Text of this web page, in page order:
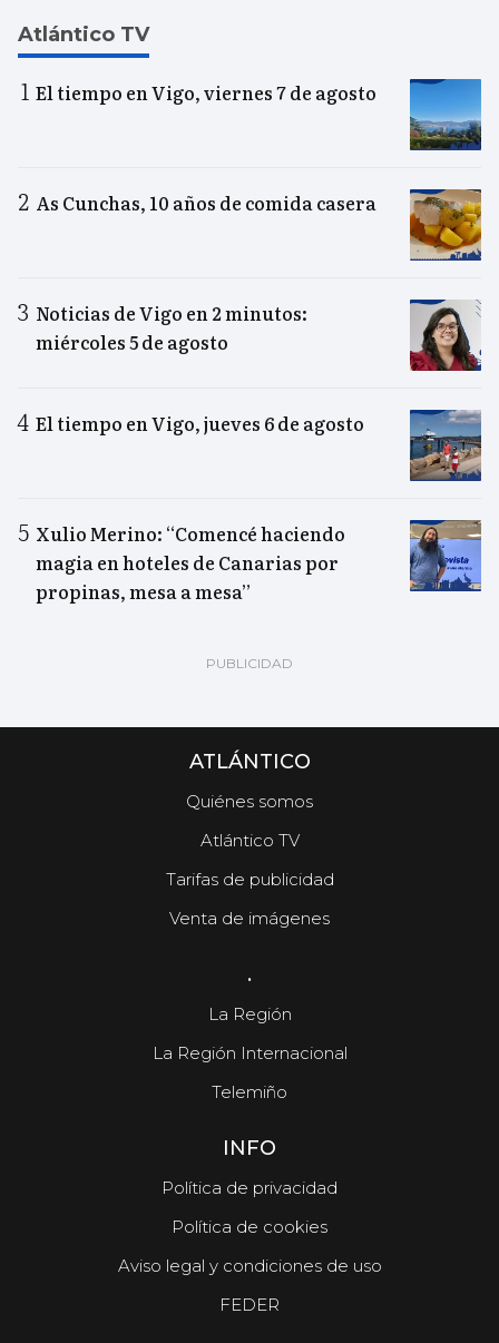
Atlántico TV
El tiempo en Vigo, viernes 7 de agosto
As Cunchas, 10 años de comida casera
Noticias de Vigo en 2 minutos:
miércoles 5 de agosto
El tiempo en Vigo, jueves 6 de agosto
Xulio Merino: “Comencé haciendo
magia en hoteles de Canarias por
propinas, mesa a mesa”
ATLÁNTICO
Quiénes somos
Atlántico TV
Tarifas de publicidad
Venta de imágenes
.
La Región
La Región Internacional
Telemiño
INFO
Política de privacidad
Política de cookies
Aviso legal y condiciones de uso
FEDER